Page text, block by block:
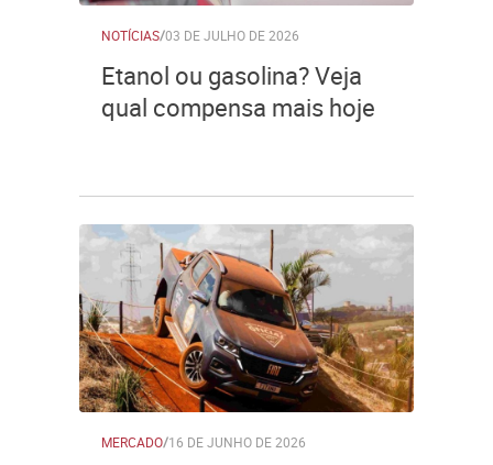
NOTÍCIAS/03 DE JULHO DE 2026
Etanol ou gasolina? Veja
qual compensa mais hoje
MERCADO/16 DE JUNHO DE 2026